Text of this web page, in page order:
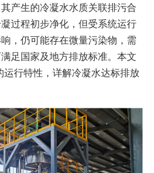
产生的冷凝水水质关联排污合
过程初步净化，但受系统运行
，仍可能存在微量污染物，需
足国家及地方排放标准。本文
行特性，详解冷凝水达标排放